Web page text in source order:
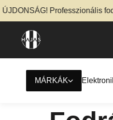
Professzionális
MÁRKÁK